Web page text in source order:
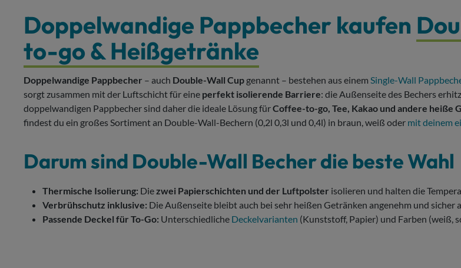
Doppelwandige Pappbecher kaufen
to-go & Heißgetränke
Doppelwandige Pappbecher – auch Double-Wall Cup genannt – bestehen aus einem Single-Wall
sorgt zusammen mit der Luftschicht für eine perfekt isolierende Barriere: die Außenseite des Bechers
doppelwandigen Pappbecher sind daher die ideale Lösung fürCoffee-to-go, Tee, Kakao und andere heiße
findest du ein großes Sortiment an Double-Wall-Bechern (0,2l 0,3l und 0,4l) in braun, weiß oder mit deinem
Darum sind Double-Wall Becher die beste Wahl
Thermische Isolierung: Diezwei Papierschichten und der Luftpolster isolieren und halten die
Verbrühschutz inklusive: Die Außenseite bleibt auch bei sehr heißen Getränken angenehm und sicher
Passende Deckel für To-Go: Unterschiedliche Deckelvarianten (Kunststoff, Papier) und Farben (weiß,